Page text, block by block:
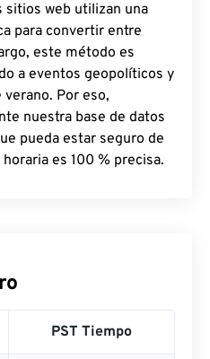
sitios web utilizan una
para convertir entre
este método es
a eventos geopolíticos y
Por eso,
nuestra base de datos
pueda estar seguro de
es 100 % precisa.
PST Tiempo